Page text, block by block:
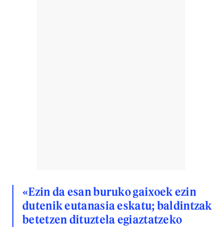
«Ezin da esan buruko gaixoek ezin
dutenik eutanasia eskatu; baldintzak
betetzen dituztela egiaztatzeko